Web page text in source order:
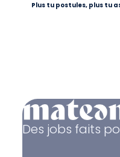
Plus tu postules, plus tu
Des jobs faits